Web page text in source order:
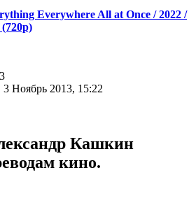
Everywhere All at Once / 2022 /
3 Ноябрь 2013, 15:22
Кашкин
кино.